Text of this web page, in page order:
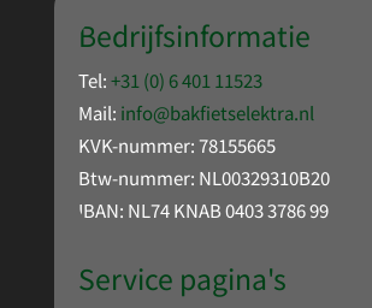
Bedrijfsinformatie
Tel:+31 (0) 6 401 11523
Mail: info@bakfietselektra.nl
KVK-nummer: 78155665
Btw-nummer: NL00329310B20
IBAN: NL74 KNAB 0403 3786 99
Service pagina's